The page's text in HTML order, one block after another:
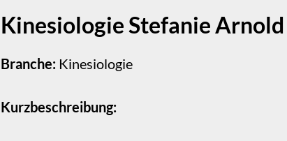
Kinesiologie Stefanie Arnold
Branche: Kinesiologie
Kurzbeschreibung: